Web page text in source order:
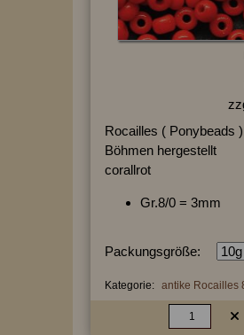
Rocailles ( Ponybeads
Böhmen hergestellt
corallrot
Gr.8/0 = 3mm
Packungsgröße:
Kategorie: antike Rocailles